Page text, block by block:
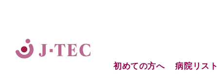
初めての方へ 病院リスト